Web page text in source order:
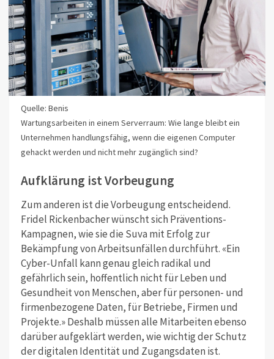
Quelle: Benis
Wartungsarbeiten in einem Serverraum: Wie lange bleibt ein
Unternehmen handlungsfähig, wenn die eigenen Computer
gehackt werden und nicht mehr zugänglich sind?
Aufklärung ist Vorbeugung
Zum anderen ist die Vorbeugung entscheidend.
Fridel Rickenbacher wünscht sich Präventions-
Kampagnen, wie sie die Suva mit Erfolg zur
Bekämpfung von Arbeitsunfällen durchführt. «Ein
Cyber-Unfall kann genau gleich radikal und
gefährlich sein, hoffentlich nicht für Leben und
Gesundheit von Menschen, aber für personen- und
firmenbezogene Daten, für Betriebe, Firmen und
Projekte.» Deshalb müssen alle Mitarbeiten ebenso
darüber aufgeklärt werden, wie wichtig der Schutz
der digitalen Identität und Zugangsdaten ist.